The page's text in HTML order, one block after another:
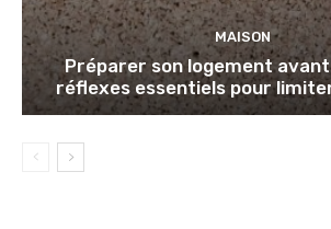
MAISON
Préparer son logement avant
réflexes essentiels pour